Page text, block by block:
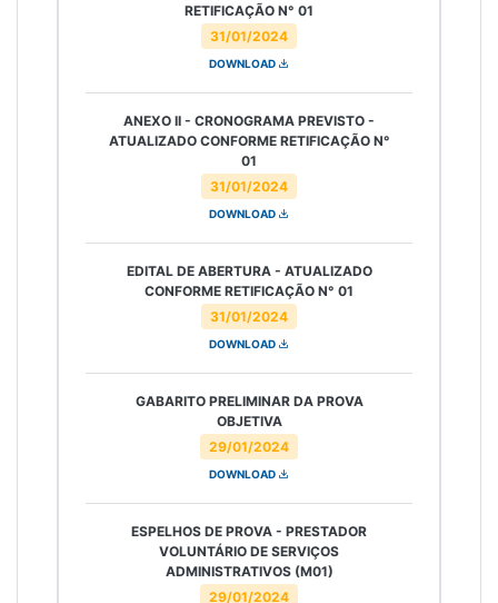
31/01/2024
RETIFICAÇÃO N° 01
DOWNLOAD
31/01/2024
ANEXO II - CRONOGRAMA PREVISTO -
ATUALIZADO CONFORME RETIFICAÇÃO N°
01
DOWNLOAD
31/01/2024
EDITAL DE ABERTURA - ATUALIZADO
CONFORME RETIFICAÇÃO N° 01
DOWNLOAD
29/01/2024
GABARITO PRELIMINAR DA PROVA
OBJETIVA
DOWNLOAD
29/01/2024
ESPELHOS DE PROVA - PRESTADOR
VOLUNTÁRIO DE SERVIÇOS
ADMINISTRATIVOS (M01)